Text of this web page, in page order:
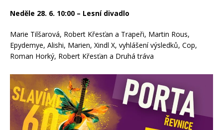
Neděle 28. 6. 10:00 – Lesní divadlo
Marie Tilšarová, Robert Křesťan a Trapeři, Martin Rous,
Epydemye, Alishi, Marien, Xindl X, vyhlášení výsledků, Cop,
Roman Horký, Robert Křesťan a Druhá tráva